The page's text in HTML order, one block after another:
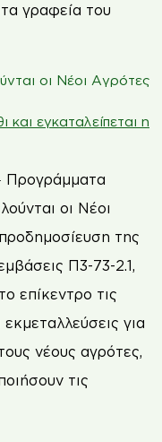
γραφεία του
οι Νέοι Αγρότες
Προγράμματα
οι Νέοι
της
Π3-73-2.1,
επίκεντρο τις
για
νέους αγρότες,
τις